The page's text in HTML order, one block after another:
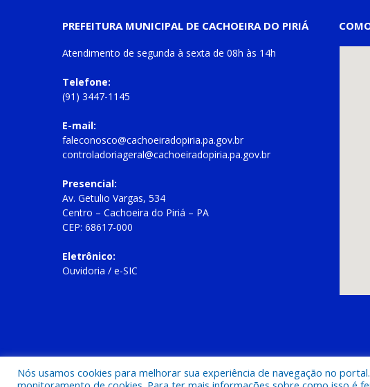
PREFEITURA MUNICIPAL DE CACHOEIRA DO PIRIÁ
Atendimento de segunda à sexta de 08h às 14h
Telefone:
(91) 3447-1145
E-mail:
faleconosco@cachoeiradopiria.pa.gov.br
controladoriageral@cachoeiradopiria.pa.gov.br
Presencial:
Av. Getulio Vargas, 534
Centro – Cachoeira do Piriá – PA
CEP: 68617-000
Eletrônico:
Ouvidoria / e-SIC
Nós usamos cookies para melhorar sua experiência de navegação no